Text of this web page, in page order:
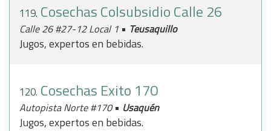
119. Cosechas Colsubsidio Calle 26
Calle 26 #27-12 Local 1 • Teusaquillo
Jugos, expertos en bebidas.
120. Cosechas Exito 170
Autopista Norte #170 • Usaquén
Jugos, expertos en bebidas.